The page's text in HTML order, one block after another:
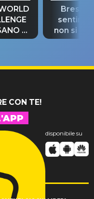
si
Bresh:
non si
fino alla
CON TE!
disponibile su